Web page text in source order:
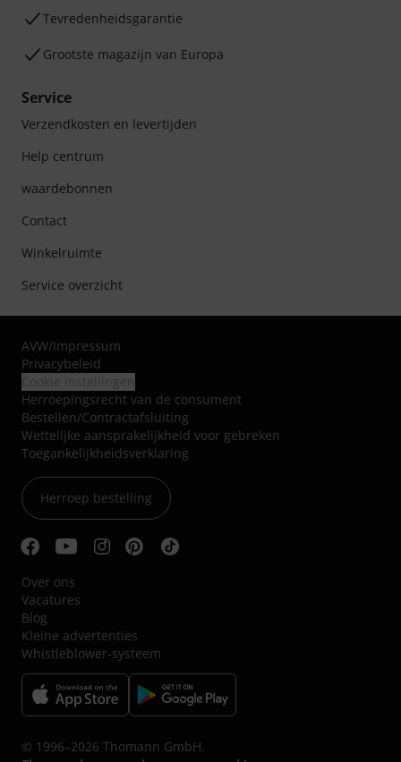
Tevredenheidsgarantie
Grootste magazijn van Europa
Service
Verzendkosten en levertijden
Help centrum
waardebonnen
Contact
Winkelruimte
Service overzicht
AVW/Impressum
Privacybeleid
Herroepingsrecht van de consument
Bestellen/Contractafsluiting
Wettelijke aansprakelijkheid voor gebreken
Toegankelijkheidsverklaring
Herroep bestelling
Over ons
Vacatures
Blog
Kleine advertenties
Whistleblower-systeem
© 1996–2026 Thomann GmbH.